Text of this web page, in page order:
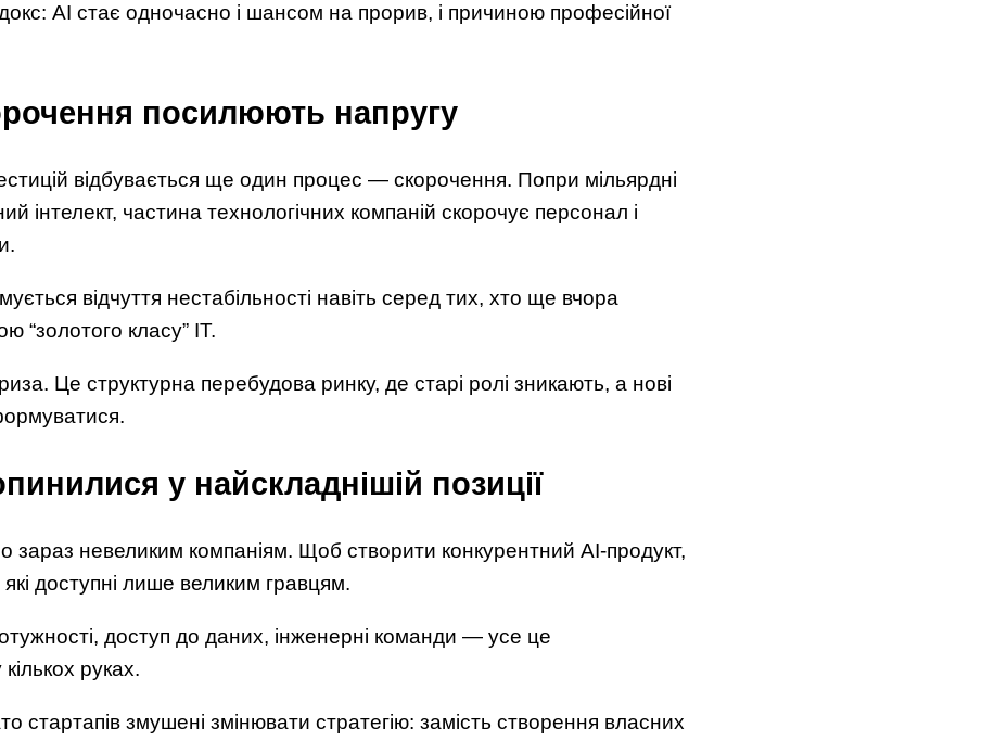
AI стає одночасно і шансом на прорив, і причиною професійної
посилюють напругу
відбувається ще один процес — скорочення. Попри мільярдні
інтелект, частина технологічних компаній скорочує персонал і
відчуття нестабільності навіть серед тих, хто ще вчора
“золотого класу” IT.
Це структурна перебудова ринку, де старі ролі зникають, а нові
у найскладнішій позиції
зараз невеликим компаніям. Щоб створити конкурентний AI-продукт,
які доступні лише великим гравцям.
доступ до даних, інженерні команди — усе це
руках.
стартапів змушені змінювати стратегію: замість створення власних